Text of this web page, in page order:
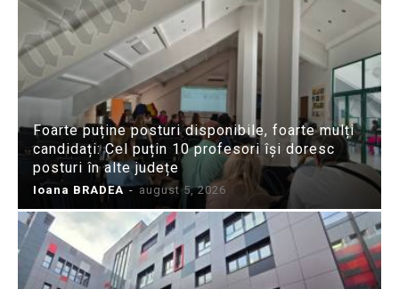
Foarte puține posturi disponibile, foarte mulți
candidați: Cel puțin 10 profesori își doresc
posturi în alte județe
Ioana BRADEA - august 5, 2026